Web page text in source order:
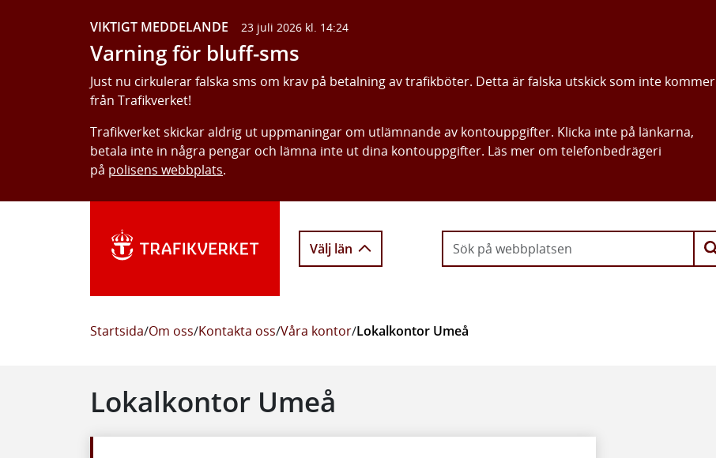
VIKTIGT MEDDELANDE 23 juli 2026 kl. 14:24
Varning för bluff-sms
Just nu cirkulerar falska sms om krav på betalning av trafikböter. Detta är falska utskick som inte kommer
från Trafikverket!
Trafikverket skickar aldrig ut uppmaningar om utlämnande av kontouppgifter. Klicka inte på länkarna,
betala inte in några pengar och lämna inte ut dina kontouppgifter. Läs mer om telefonbedrägeri
på polisens webbplats.
Välj län
Startsida/Om oss/Kontakta oss/Våra kontor/Lokalkontor Umeå
Lokalkontor Umeå